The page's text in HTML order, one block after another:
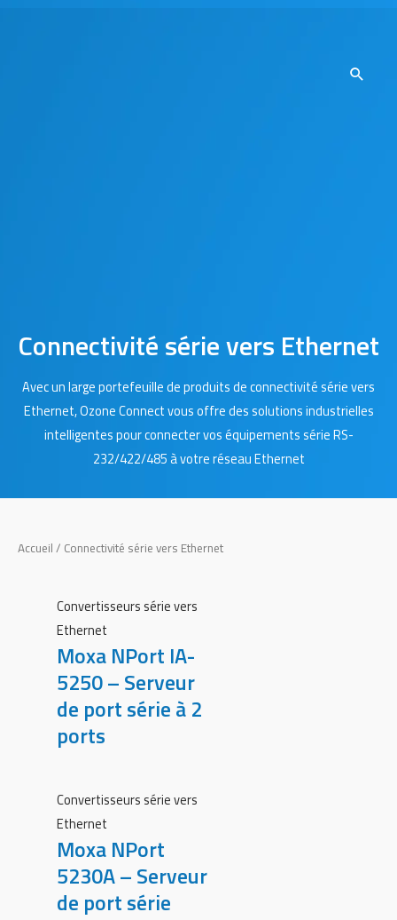
Connectivité série vers Ethernet
Avec un large portefeuille de produits de connectivité série vers
Ethernet, Ozone Connect vous offre des solutions industrielles
intelligentes pour connecter vos équipements série RS-
232/422/485 à votre réseau Ethernet
Accueil / Connectivité série vers Ethernet
Convertisseurs série vers
Ethernet
Moxa NPort IA-
5250 – Serveur
de port série à 2
ports
Convertisseurs série vers
Ethernet
Moxa NPort
5230A – Serveur
de port série